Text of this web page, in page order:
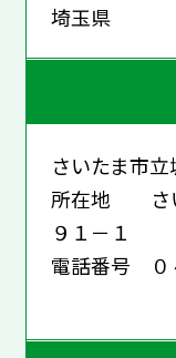
埼玉県
さいたま市
所在地 さい
９１－１
電話番号 ０